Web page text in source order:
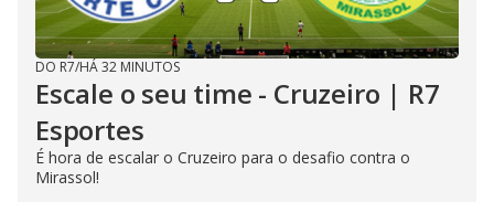
DO R7/HÁ 32 MINUTOS
Escale o seu time - Cruzeiro | R7
Esportes
É hora de escalar o Cruzeiro para o desafio contra o
Mirassol!